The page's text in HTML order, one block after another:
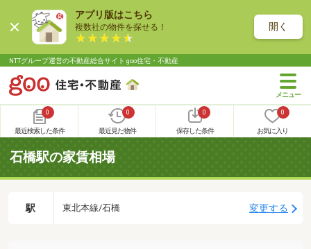
アプリ版はこちら
複数社の物件を探せる！ 開く
NTTグループ運営の不動産総合サイト goo住宅・不動産
0
最近検索した条件
0
最近見た物件
0
保存した条件
0
お気に入り
石橋駅の家賃相場
駅 東北本線/石橋 変更する